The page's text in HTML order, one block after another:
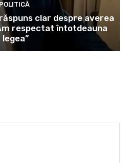
POLITICĂ
clar despre averea
respectat întotdeauna
legea”